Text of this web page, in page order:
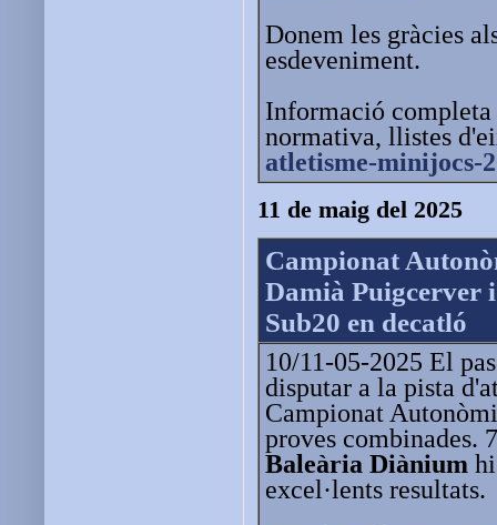
Donem les gràcies
esdeveniment.
Informació
normativa, llistes
atletisme-minijocs-
11 de maig del 2025
Campionat
Damià Puigcerver
Sub20 en decatló
10/11-05-2025 El
disputar a la pista
Campionat
proves combinades.
Baleària Diànium
excel·lents resultats.